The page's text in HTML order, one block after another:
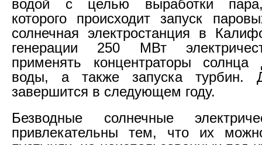
водой с целью выработки пара,
которого происходит запуск
солнечная электростанция в
генерации 250 МВт
применять концентраторы солнца
воды, а также запуска турбин.
завершится в следующем году.
Безводные солнечные
привлекательны тем, что их